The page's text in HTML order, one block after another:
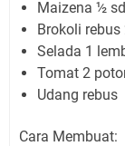
Maizena ½
Brokoli rebus
Selada 1
Tomat 2
Udang rebus
Cara Membuat: